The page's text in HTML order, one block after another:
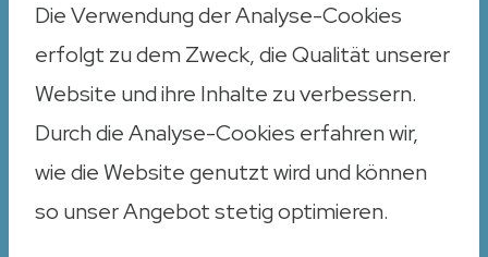
Die Verwendung der Analyse-Cookies
erfolgt zu dem Zweck, die Qualität unserer
Website und ihre Inhalte zu verbessern.
Durch die Analyse-Cookies erfahren wir,
wie die Website genutzt wird und können
so unser Angebot stetig optimieren.